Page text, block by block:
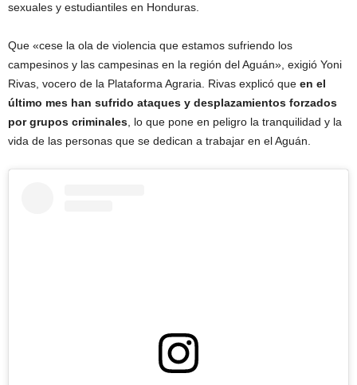
sexuales y estudiantiles en Honduras.
Que «cese la ola de violencia que estamos sufriendo los
campesinos y las campesinas en la región del Aguán», exigió Yoni
Rivas, vocero de la Plataforma Agraria. Rivas explicó que en el
último mes han sufrido ataques y desplazamientos forzados
por grupos criminales , lo que pone en peligro la tranquilidad y la
vida de las personas que se dedican a trabajar en el Aguán.